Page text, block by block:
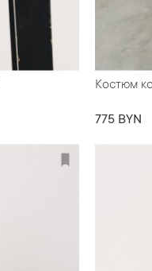
Костюм
775 BYN